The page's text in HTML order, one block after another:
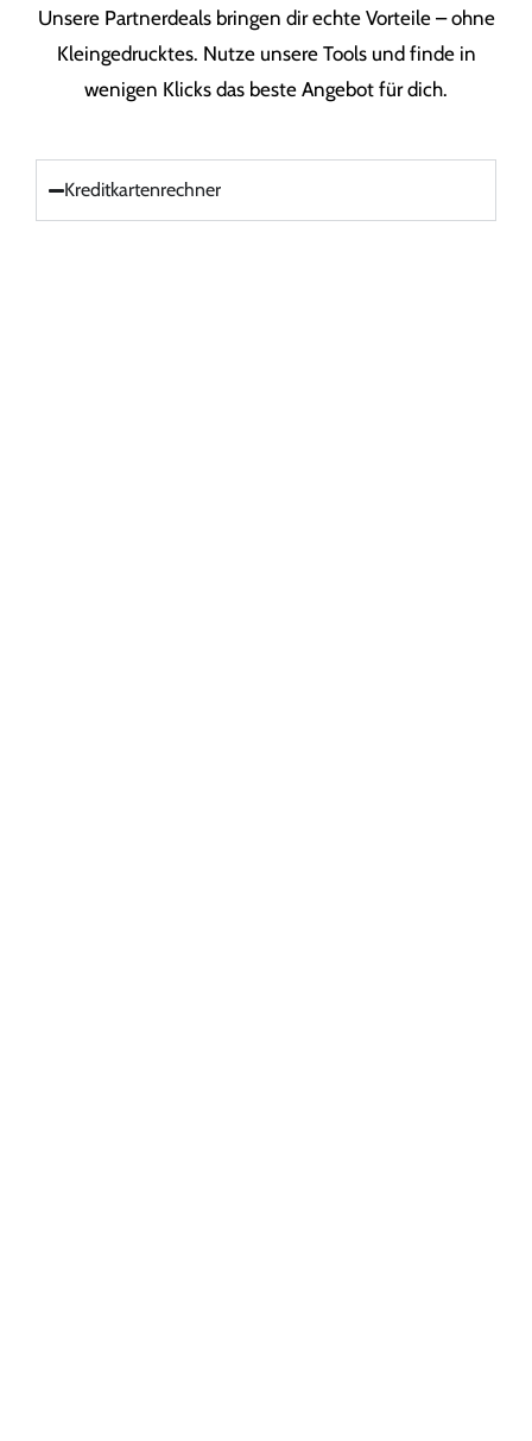
Unsere Partnerdeals bringen dir echte Vorteile – ohne
Kleingedrucktes. Nutze unsere Tools und finde in
wenigen Klicks das beste Angebot für dich.
Kreditkartenrechner